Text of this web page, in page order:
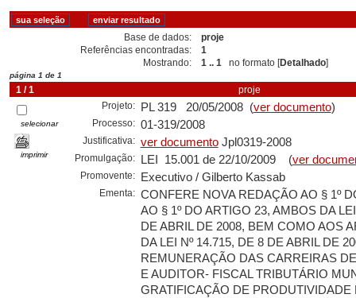
Base de dados:
proje
Referências encontradas:
1
Mostrando:
1 .. 1 no formato [Detalhado]
página 1 de 1
1 / 1 proje
selecionar
imprimir
Projeto: PL 319 20/05/2008 (ver documento)
Processo: 01-319/2008
Justificativa: ver documentoJpl0319-2008
Promulgação: LEI 15.001 de 22/10/2009 (ver
Promovente: Executivo / Gilberto Kassab
Ementa: CONFERE NOVA REDAÇÃO AO § 1º
AO § 1º DO ARTIGO 23, AMBOS DA
DE ABRIL DE 2008, BEM COMO AOS
DA LEI Nº 14.715, DE 8 DE ABRIL DE
REMUNERAÇÃO DAS CARREIRAS
E AUDITOR- FISCAL TRIBUTÁRIO
GRATIFICAÇÃO DE PRODUTIVIDADE